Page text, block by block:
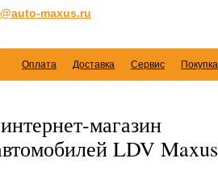
maxus.ru
Оплата Доставка Сервис
магазин
LDV Maxus